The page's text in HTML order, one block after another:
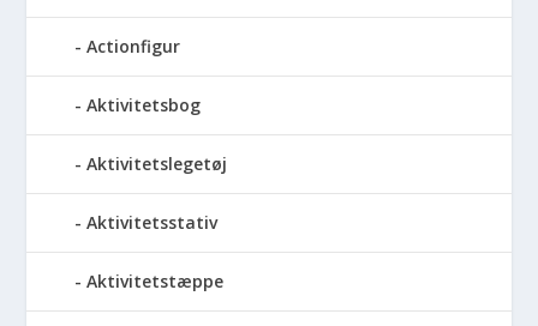
Actionfigur
Aktivitetsbog
Aktivitetslegetøj
Aktivitetsstativ
Aktivitetstæppe